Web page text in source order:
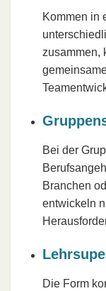
Kommen in
zusammen,
Bei der
Branchen
entwickeln
Die Form